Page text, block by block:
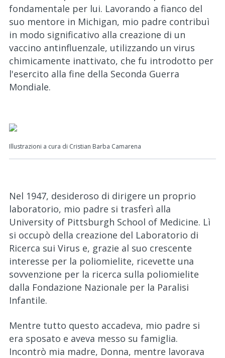
fondamentale per lui. Lavorando a fianco del
suo mentore in Michigan, mio padre contribuì
in modo significativo alla creazione di un
vaccino antinfluenzale, utilizzando un virus
chimicamente inattivato, che fu introdotto per
l'esercito alla fine della Seconda Guerra
Mondiale.
Illustrazioni a cura di Cristian Barba Camarena
Nel 1947, desideroso di dirigere un proprio
laboratorio, mio padre si trasferì alla
University of Pittsburgh School of Medicine. Lì
si occupò della creazione del Laboratorio di
Ricerca sui Virus e, grazie al suo crescente
interesse per la poliomielite, ricevette una
sovvenzione per la ricerca sulla poliomielite
dalla Fondazione Nazionale per la Paralisi
Infantile.
Mentre tutto questo accadeva, mio padre si
era sposato e aveva messo su famiglia.
Incontrò mia madre, Donna, mentre lavorava